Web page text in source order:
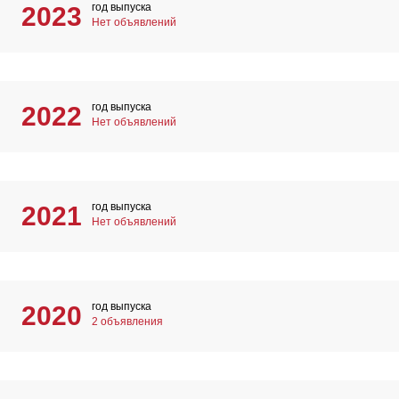
2023
год выпуска
Нет объявлений
2022
год выпуска
Нет объявлений
2021
год выпуска
Нет объявлений
2020
год выпуска
2 объявления